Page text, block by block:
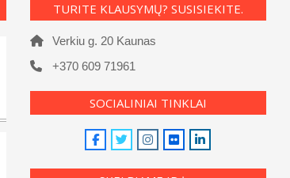
TURITE KLAUSYMŲ? SUSISIEKITE.
Verkiu g. 20 Kaunas
+370 609 71961
SOCIALINIAI TINKLAI